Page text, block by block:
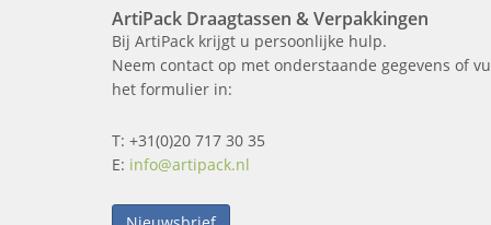
ArtiPack Draagtassen & Verpakkingen
Bij ArtiPack krijgt u persoonlijke hulp.
Neem contact op met onderstaande gegevens of
het formulier in:
T: +31(0)20 717 30 35
E: info@artipack.nl